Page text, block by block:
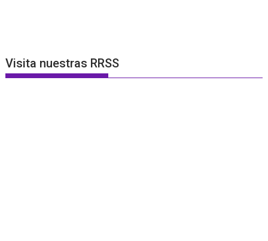
Visita nuestras RRSS